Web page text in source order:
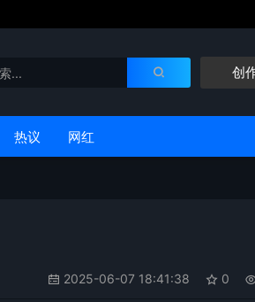
创
热议 网红
2025-06-07 18:41:38 0